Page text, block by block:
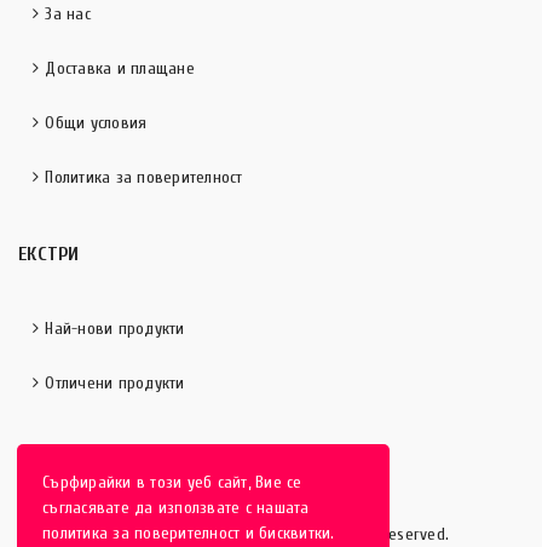
Сърфирайки в този уеб сайт, Вие се
съгласявате да използвате с нашата
политика за поверителност и бисквитки.
За нас
Доставка и плащане
Общи условия
Политика за поверителност
ЕКСТРИ
Най-нови продукти
Отличени продукти
HobbyEver.com© 2016-2025 - All rights reserved.